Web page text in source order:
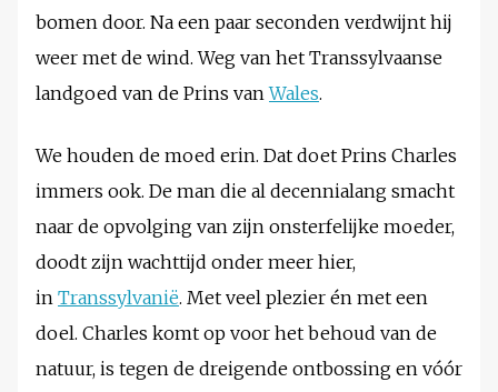
bomen door. Na een paar seconden verdwijnt hij
weer met de wind. Weg van het Transsylvaanse
landgoed van de Prins vanWales.
We houden de moed erin. Dat doet Prins Charles
immers ook. De man die al decennialang smacht
naar de opvolging van zijn onsterfelijke moeder,
doodt zijn wachttijd onder meer hier,
in Transsylvanië. Met veel plezier én met een
doel. Charles komt op voor het behoud van de
natuur, is tegen de dreigende ontbossing en vóór